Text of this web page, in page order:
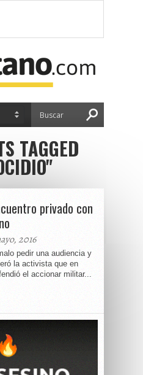
TAGGED
privado con
2016
pedir una audiencia y
la activista que en
el accionar militar...